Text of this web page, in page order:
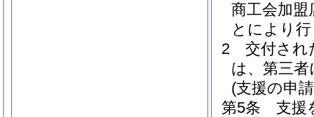
商工会加
とにより
2
交付され
は、第三
(支援の申
第5条
支援